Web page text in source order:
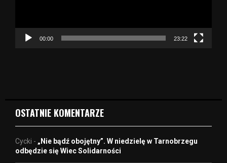
c
00:00 23:22
OSTATNIE KOMENTARZE
Cycki - „Nie bądź obojętny”. W niedzielę w Tarnobrzegu
odbędzie się Wiec Solidarności